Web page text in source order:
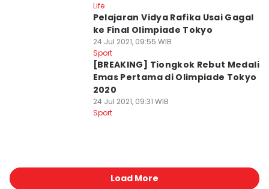
Life
Pelajaran Vidya Rafika Usai Gagal
ke Final Olimpiade Tokyo
24 Jul 2021, 09:55 WIB
Sport
[BREAKING] Tiongkok Rebut Medali
Emas Pertama di Olimpiade Tokyo
2020
24 Jul 2021, 09:31 WIB
Sport
Load More